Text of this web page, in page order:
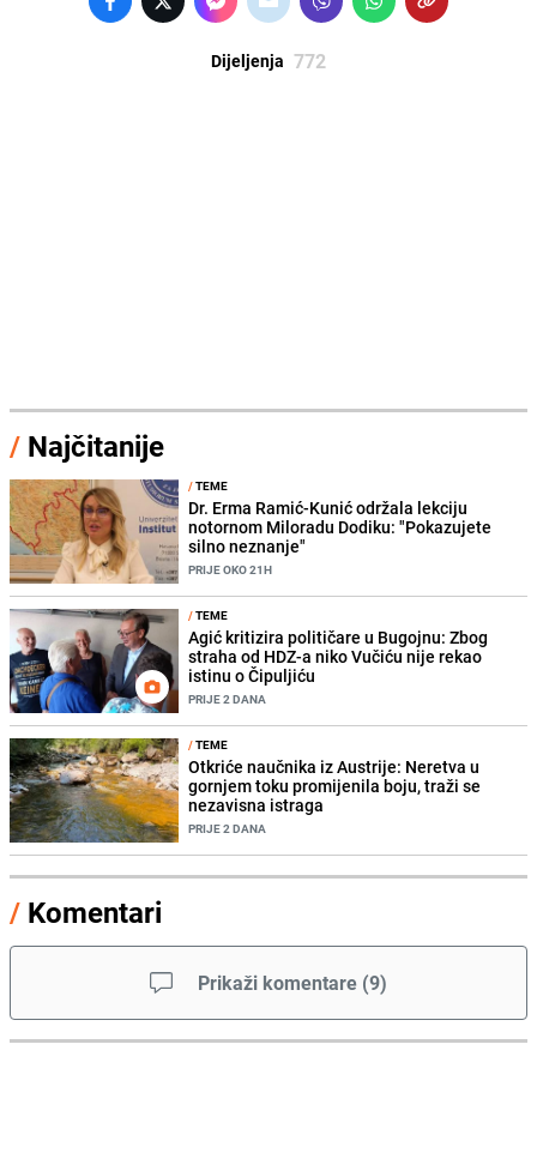
Dijeljenja 772
/ Najčitanije
/TEME
Dr. Erma Ramić-Kunić održala lekciju
notornom Miloradu Dodiku: "Pokazujete
silno neznanje"
PRIJE OKO 21H
/TEME
Agić kritizira političare u Bugojnu: Zbog
straha od HDZ-a niko Vučiću nije rekao
istinu o Čipuljiću
PRIJE 2 DANA
/TEME
Otkriće naučnika iz Austrije: Neretva u
gornjem toku promijenila boju, traži se
nezavisna istraga
PRIJE 2 DANA
/ Komentari
Prikaži komentare (9)